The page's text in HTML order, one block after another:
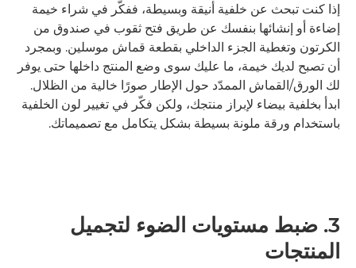
إذا كنت تبحث عن خلفية أنيقة وبسيطة، ففكّر في شراء خيمة
إضاءة أو إنشائها بنفسك عن طريق فتح ثقوب في صندوق من
الكرتون وتغطية الجزء الداخلي بقطعة قماش موسلين. وبمجرد
أن تصبح لديك خيمة، ما عليك سوى وضع المنتج داخلها حتى يوفر
لك الورق/القماش الممدّد حول الإطار صورًا خالية من الظلال.
ابدأ بخلفية بيضاء لإبراز منتجك، ولكن فكّر في تغيير لون الخلفية
باستخدام ورقة ملونة بسيطة بشكل يتكامل مع تصميماتك.
3. ضبط مستويات الضوء لتجميل
المنتجات